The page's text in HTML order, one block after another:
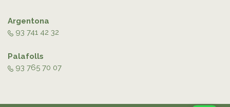
Argentona
93 741 42 32
Palafolls
93 765 70 07